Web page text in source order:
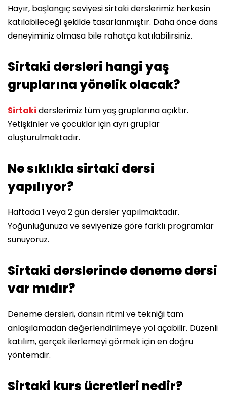
Hayır, başlangıç seviyesi sirtaki derslerimiz herkesin
katılabileceği şekilde tasarlanmıştır. Daha önce dans
deneyiminiz olmasa bile rahatça katılabilirsiniz.
Sirtaki dersleri hangi yaş
gruplarına yönelik olacak?
Sirtaki derslerimiz tüm yaş gruplarına açıktır.
Yetişkinler ve çocuklar için ayrı gruplar
oluşturulmaktadır.
Ne sıklıkla sirtaki dersi
yapılıyor?
Haftada 1 veya 2 gün dersler yapılmaktadır.
Yoğunluğunuza ve seviyenize göre farklı programlar
sunuyoruz.
Sirtaki derslerinde deneme dersi
var mıdır?
Deneme dersleri, dansın ritmi ve tekniği tam
anlaşılamadan değerlendirilmeye yol açabilir. Düzenli
katılım, gerçek ilerlemeyi görmek için en doğru
yöntemdir.
Sirtaki kurs ücretleri nedir?